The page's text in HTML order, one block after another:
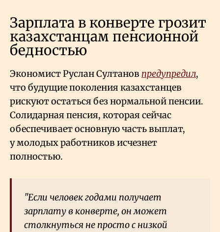
О нас
Все новости
Зарплата в конверте грозит
казахстанцам пенсионной
бедностью
Экономист Руслан Султанов предупредил,
что будущие поколения казахстанцев
рискуют остаться без нормальной пенсии.
Солидарная пенсия, которая сейчас
обеспечивает основную часть выплат,
у молодых работников исчезнет
полностью.
"Если человек годами получает
зарплату в конверте, он может
столкнуться не просто с низкой